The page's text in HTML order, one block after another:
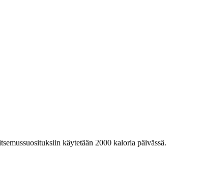
käytetään 2000 kaloria päivässä.